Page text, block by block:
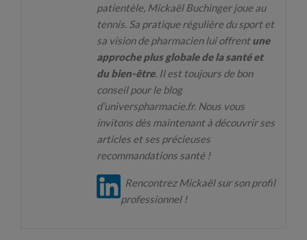
patientèle, Mickaël Buchinger joue au
tennis. Sa pratique régulière du sport et
sa vision de pharmacien lui offrentune
approche plus globale de la santé et
du bien-être. Il est toujours de bon
conseil pour le blog
d’universpharmacie.fr. Nous vous
invitons dès maintenant à découvrir ses
articles et ses précieuses
recommandations santé !
Rencontrez Mickaël sur son profil
professionnel !